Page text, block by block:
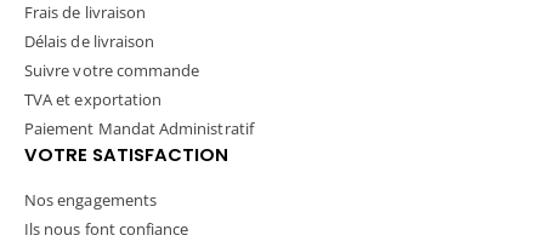
Frais de livraison
Délais de livraison
Suivre votre commande
TVA et exportation
Paiement Mandat Administratif
VOTRE SATISFACTION
Nos engagements
Ils nous font confiance